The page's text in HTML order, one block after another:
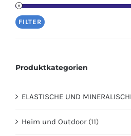
FILTER
Produktkategorien
ELASTISCHE UND
Heim und Outdoor (11)